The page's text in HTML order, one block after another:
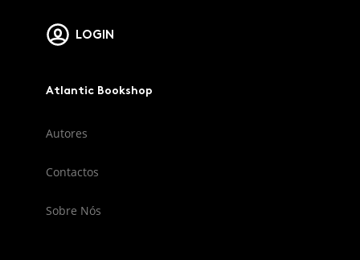
LOGIN
Atlantic Bookshop
Autores
Contactos
Sobre Nós